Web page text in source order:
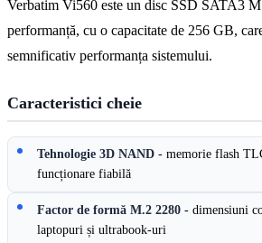
Verbatim Vi560 este un disc SSD SATA3
performanță, cu o capacitate de 256 GB,
semnificativ performanța sistemului.
Caracteristici cheie
Tehnologie 3D NAND - memorie flash
funcționare fiabilă
Factor de formă M.2 2280 - dimensiuni
laptopuri și ultrabook-uri